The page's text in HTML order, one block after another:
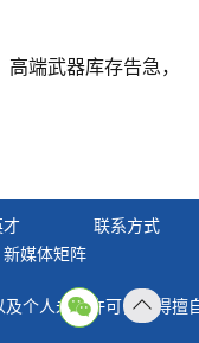
端武器库存告急，
才
联系方式
新媒体矩阵
个人未经许可，不得擅